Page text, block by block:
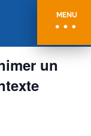
MENU
un